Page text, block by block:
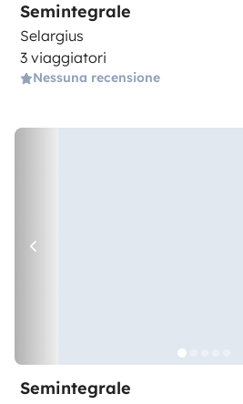
Semintegrale
Selargius
3 viaggiatori
Nessuna recensione
Semintegrale